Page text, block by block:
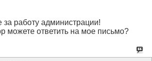
работу администрации!
можете ответить на мое письмо?